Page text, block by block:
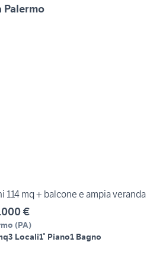
Palermo
114 mq + balcone e ampia veranda
€
(PA)
3 Locali1° Piano1 Bagno